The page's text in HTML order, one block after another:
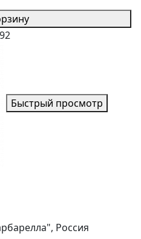
92
Быстрый просмотр
Россия